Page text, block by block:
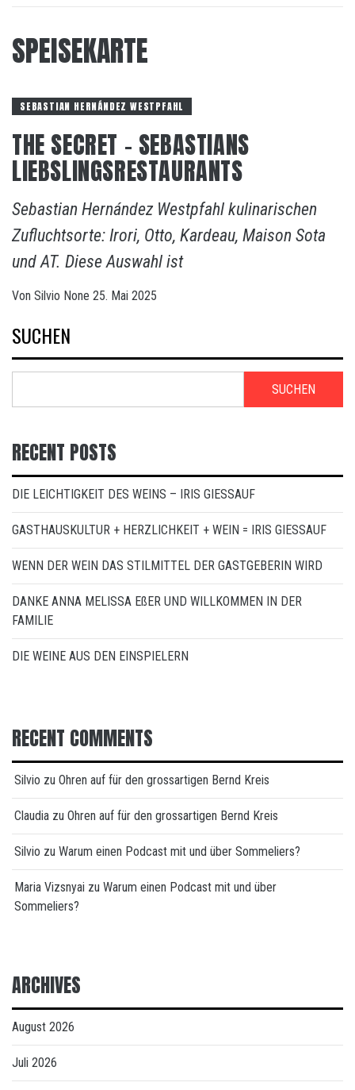
SPEISEKARTE
SEBASTIAN HERNÁNDEZ WESTPFAHL
THE SECRET – SEBASTIANS
LIEBSLINGSRESTAURANTS
Sebastian Hernández Westpfahl kulinarischen
Zufluchtsorte: Irori, Otto, Kardeau, Maison Sota
und AT. Diese Auswahl ist
Von Silvio None 25. Mai 2025
SUCHEN
SUCHEN
RECENT POSTS
DIE LEICHTIGKEIT DES WEINS – IRIS GIESSAUF
GASTHAUSKULTUR + HERZLICHKEIT + WEIN = IRIS GIESSAUF
WENN DER WEIN DAS STILMITTEL DER GASTGEBERIN WIRD
DANKE ANNA MELISSA EßER UND WILLKOMMEN IN DER
FAMILIE
DIE WEINE AUS DEN EINSPIELERN
RECENT COMMENTS
Silvio zu Ohren auf für den grossartigen Bernd Kreis
Claudia zu Ohren auf für den grossartigen Bernd Kreis
Silvio zu Warum einen Podcast mit und über Sommeliers?
Maria Vizsnyai zu Warum einen Podcast mit und über
Sommeliers?
ARCHIVES
August 2026
Juli 2026